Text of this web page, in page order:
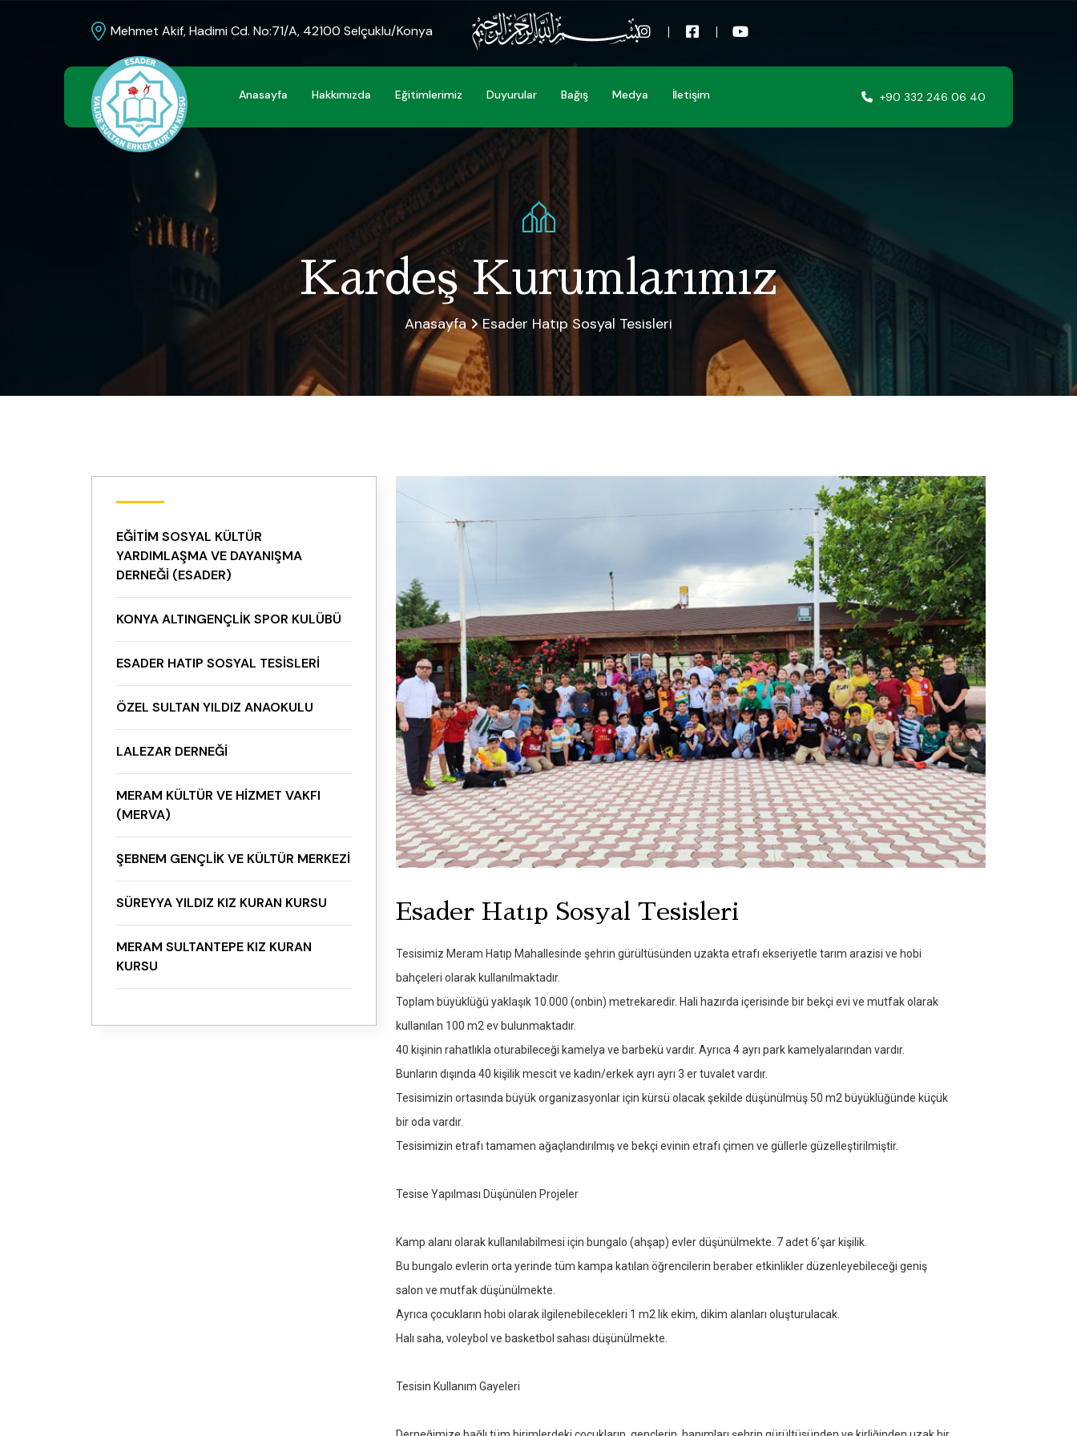
Mehmet Akif, Hadimi Cd. No:71/A, 42100 Selçuklu/Konya
Anasayfa Hakkımızda Eğitimlerimiz Duyurular Bağış Medya İletişim +90 332 246 06 40
Kardeş Kurumlarımız
Anasayfa Esader Hatıp Sosyal Tesisleri
EĞITIM SOSYAL KÜLTÜR
YARDIMLAŞMA VE DAYANIŞMA
DERNEĞI (ESADER)
KONYA ALTINGENÇLIK SPOR KULÜBÜ
ESADER HATIP SOSYAL TESISLERI
ÖZEL SULTAN YILDIZ ANAOKULU
LALEZAR DERNEĞI
MERAM KÜLTÜR VE HIZMET VAKFI
(MERVA)
ŞEBNEM GENÇLIK VE KÜLTÜR MERKEZI
SÜREYYA YILDIZ KIZ KURAN KURSU
MERAM SULTANTEPE KIZ KURAN
KURSU
Esader Hatıp Sosyal Tesisleri
Tesisimiz Meram Hatıp Mahallesinde şehrin gürültüsünden uzakta etrafı ekseriyetle tarım arazisi ve hobi
bahçeleri olarak kullanılmaktadır.
Toplam büyüklüğü yaklaşık 10.000 (onbin) metrekaredir. Hali hazırda içerisinde bir bekçi evi ve mutfak olarak
kullanılan 100 m2 ev bulunmaktadır.
40 kişinin rahatlıkla oturabileceği kamelya ve barbekü vardır. Ayrıca 4 ayrı park kamelyalarından vardır.
Bunların dışında 40 kişilik mescit ve kadın/erkek ayrı ayrı 3 er tuvalet vardır.
Tesisimizin ortasında büyük organizasyonlar için kürsü olacak şekilde düşünülmüş 50 m2 büyüklüğünde küçük
bir oda vardır.
Tesisimizin etrafı tamamen ağaçlandırılmış ve bekçi evinin etrafı çimen ve güllerle güzelleştirilmiştir.
Tesise Yapılması Düşünülen Projeler
Kamp alanı olarak kullanılabilmesi için bungalo (ahşap) evler düşünülmekte. 7 adet 6’şar kişilik.
Bu bungalo evlerin orta yerinde tüm kampa katılan öğrencilerin beraber etkinlikler düzenleyebileceği geniş
salon ve mutfak düşünülmekte.
Ayrıca çocukların hobi olarak ilgilenebilecekleri 1 m2 lik ekim, dikim alanları oluşturulacak.
Halı saha, voleybol ve basketbol sahası düşünülmekte.
Tesisin Kullanım Gayeleri